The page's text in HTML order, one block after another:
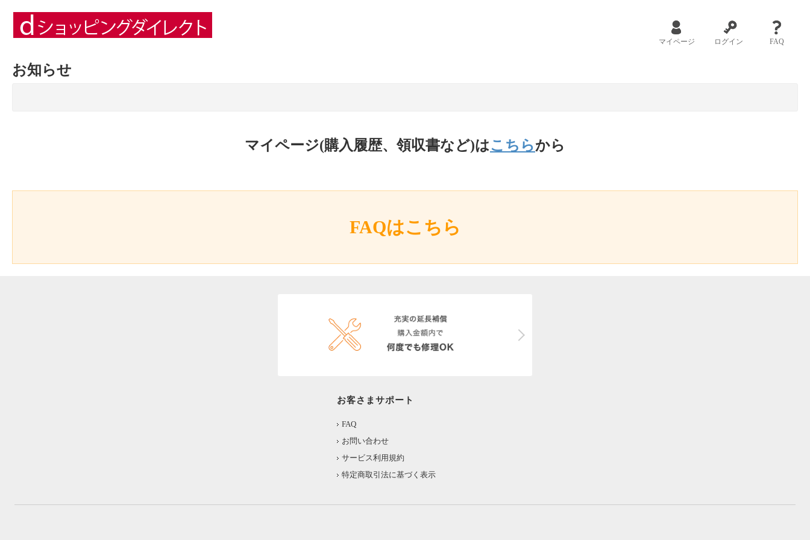
マイページ ログイン FAQ
お知らせ
マイページ(購入履歴、領収書など)はこちらから
FAQはこちら
お客さまサポート
FAQ
お問い合わせ
サービス利用規約
特定商取引法に基づく表示